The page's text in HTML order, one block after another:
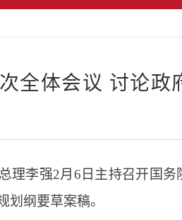
全体会议 讨论政
李强2月6日主持召开国
划纲要草案稿。